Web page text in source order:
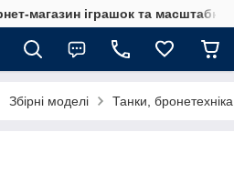
магазин іграшок та
Збірні моделі Танки,